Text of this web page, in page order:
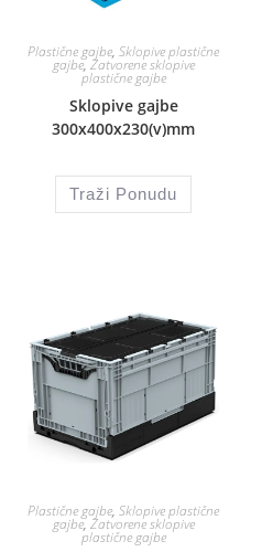
Plastične gajbe, Sklopive plastične
gajbe,Zatvorene sklopive
plastične gajbe
Sklopive gajbe
300x400x230(v)mm
Traži Ponudu
Plastične gajbe, Sklopive plastične
gajbe,Zatvorene sklopive
plastične gajbe